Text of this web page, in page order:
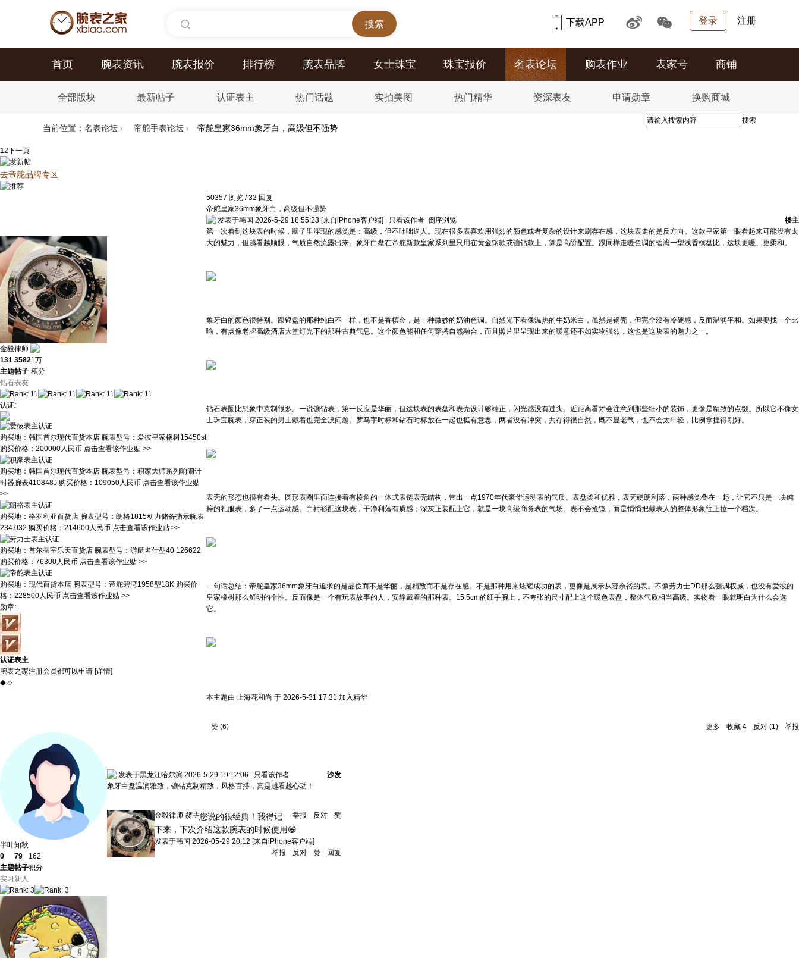
登录 注册
下载APP
首页 腕表资讯 腕表报价 排行榜 腕表品牌 女士珠宝 珠宝报价 名表论坛 购表作业 表家号 商铺
全部版块 最新帖子 认证表主 热门话题 实拍美图 热门精华 资深表友 申请勋章 换购商城
当前位置： 名表论坛 › 帝舵手表论坛 › 帝舵皇家36mm象牙白，高级但不强势
搜索
12下一页
去帝舵品牌专区
金毅律师
131
主题
3582
帖子
1万
积分
钻石表友
认证:
购买地： 韩国首尔现代百货本店 腕表型号： 爱彼皇家橡树15450st
购买价格： 200000人民币 点击查看该作业贴 >>
购买地： 韩国首尔现代百货本店 腕表型号： 积家大师系列响闹计
时器腕表410848J 购买价格： 109050人民币 点击查看该作业贴
>>
购买地： 格罗利亚百货店 腕表型号： 朗格1815动力储备指示腕表
234.032 购买价格： 214600人民币 点击查看该作业贴 >>
购买地： 首尔蚕室乐天百货店 腕表型号： 游艇名仕型40 126622
购买价格： 76300人民币 点击查看该作业贴 >>
购买地： 现代百货本店 腕表型号： 帝舵碧湾1958型18K 购买价
格： 228500人民币 点击查看该作业贴 >>
勋章:
认证表主
腕表之家注册会员都可以申请 [详情]
◆ ◇
50357 浏览 /32 回复
帝舵皇家36mm象牙白，高级但不强势
楼主
发表于韩国 2026-5-29 18:55:23 [来自iPhone客户端] 只看该作者 倒序浏览
第一次看到这块表的时候，脑子里浮现的感觉是：高级，但不咄咄逼人。现在很多表喜欢用强烈的颜色或者复杂的设计来刷存在感，这块表走的是反方向。这款皇家第一眼看起来可能没有太
大的魅力，但越看越顺眼，气质自然流露出来。象牙白盘在帝舵新款皇家系列里只用在黄金钢款或镶钻款上，算是高阶配置。跟同样走暖色调的碧湾一型浅香槟盘比，这块更暖、更柔和。
象牙白的颜色很特别。跟银盘的那种纯白不一样，也不是香槟金，是一种微妙的奶油色调。自然光下看像温热的牛奶米白，虽然是钢壳，但完全没有冷硬感，反而温润平和。如果要找一个比
喻，有点像老牌高级酒店大堂灯光下的那种古典气息。这个颜色能和任何穿搭自然融合，而且照片里呈现出来的暖意还不如实物强烈，这也是这块表的魅力之一。
钻石表圈比想象中克制很多。一说镶钻表，第一反应是华丽，但这块表的表盘和表壳设计够端正，闪光感没有过头。近距离看才会注意到那些细小的装饰，更像是精致的点缀。所以它不像女
士珠宝腕表，穿正装的男士戴着也完全没问题。罗马字时标和钻石时标放在一起也挺有意思，两者没有冲突，共存得很自然，既不显老气，也不会太年轻，比例拿捏得刚好。
表壳的形态也很有看头。圆形表圈里面连接着有棱角的一体式表链表壳结构，带出一点1970年代豪华运动表的气质。表盘柔和优雅，表壳硬朗利落，两种感觉叠在一起，让它不只是一块纯
粹的礼服表，多了一点运动感。白衬衫配这块表，干净利落有质感；深灰正装配上它，就是一块高级商务表的气场。表不会抢镜，而是悄悄把戴表人的整体形象往上拉一个档次。
一句话总结：帝舵皇家36mm象牙白追求的是品位而不是华丽，是精致而不是存在感。不是那种用来炫耀成功的表，更像是展示从容余裕的表。不像劳力士DD那么强调权威，也没有爱彼的
皇家橡树那么鲜明的个性。反而像是一个有玩表故事的人，安静戴着的那种表。15.5cm的细手腕上，不夸张的尺寸配上这个暖色表盘，整体气质相当高级。实物看一眼就明白为什么会选
它。
本主题由 上海花和尚 于 2026-5-31 17:31 加入精华
赞 (6) 更多 收藏 4 反对 (1) 举报
半叶知秋
0
主题
79
帖子
162
积分
实习新人
沙发
发表于黑龙江哈尔滨 2026-5-29 19:12:06
只看该作者
象牙白盘温润雅致，镶钻克制精致，风格百搭，真是越看越心动！
举报 反对 赞
金毅律师 楼主您说的很经典！我得记
下来，下次介绍这款腕表的时候使用😁
发表于韩国 2026-05-29 20:12 [来自iPhone客户端]
举报
反对 赞 回复